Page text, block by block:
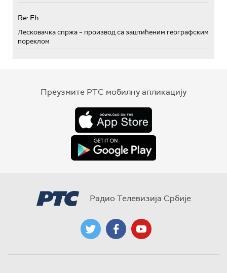
Re: Eh...
Лесковачка спржа – производ са заштићеним географским
пореклом
Преузмите РТС мобилну апликацију
Радио Телевизија Србије